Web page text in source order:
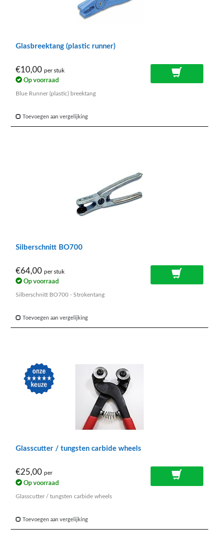
Glasbreektang (plastic runner)
€10,00 per stuk
Op voorraad
Blue Runner (plastic) breektang
Toevoegen aan vergelijking
Silberschnitt BO700
€64,00 per stuk
Op voorraad
Silberschnitt BO700 - Strokentang
Toevoegen aan vergelijking
Glasscutter / tungsten carbide wheels
€25,00 per
Op voorraad
Glasscutter / tungsten carbide wheels
Toevoegen aan vergelijking